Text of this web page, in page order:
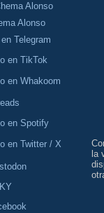
Alonso
Alonso
Telegram
en TikTok
en Whakoom
en Spotify
en Twitter / X
la